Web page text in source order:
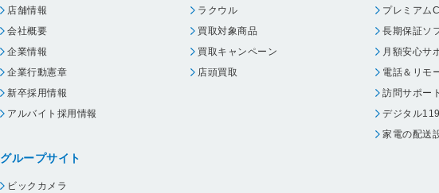
店舗情報
会社概要
企業情報
企業行動憲章
新卒採用情報
アルバイト採用情報
グループサイト
ビックカメラ
ラクウル
買取対象商品
買取キャンペーン
店頭買取
プレミアム
長期保証ソ
月額安心サ
電話＆リモ
訪問サポー
デジタル
家電の配送